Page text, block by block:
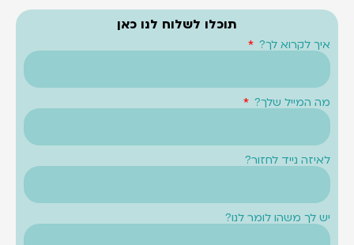
תוכלו לשלוח לנו כאן
איך לקרוא לך?
מה המייל שלך?
לאיזה נייד לחזור?
יש לך משהו לומר לנו?